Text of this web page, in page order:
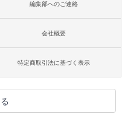
編集部へのご連絡
会社概要
特定商取引法に基づく表示